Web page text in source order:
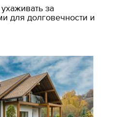
за
для долговечности и